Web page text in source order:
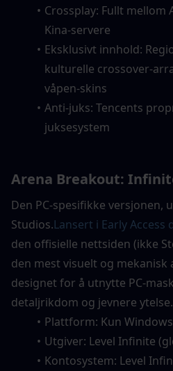
Crossplay: Fullt
Kina-servere
Eksklusivt innhold:
kulturelle crossover-
våpen-skins
Anti-juks: Tencents
juksesystem
Arena Breakout:
Den PC-spesifikke versjonen,
Studios.Lansert i Early Access
den offisielle nettsiden (ikke
den mest visuelt og mekanisk
designet for å utnytte PC-
detaljrikdom og jevnere ytelse.
Plattform: Kun Windows
Utgiver: Level Infinite
Kontosystem: Level